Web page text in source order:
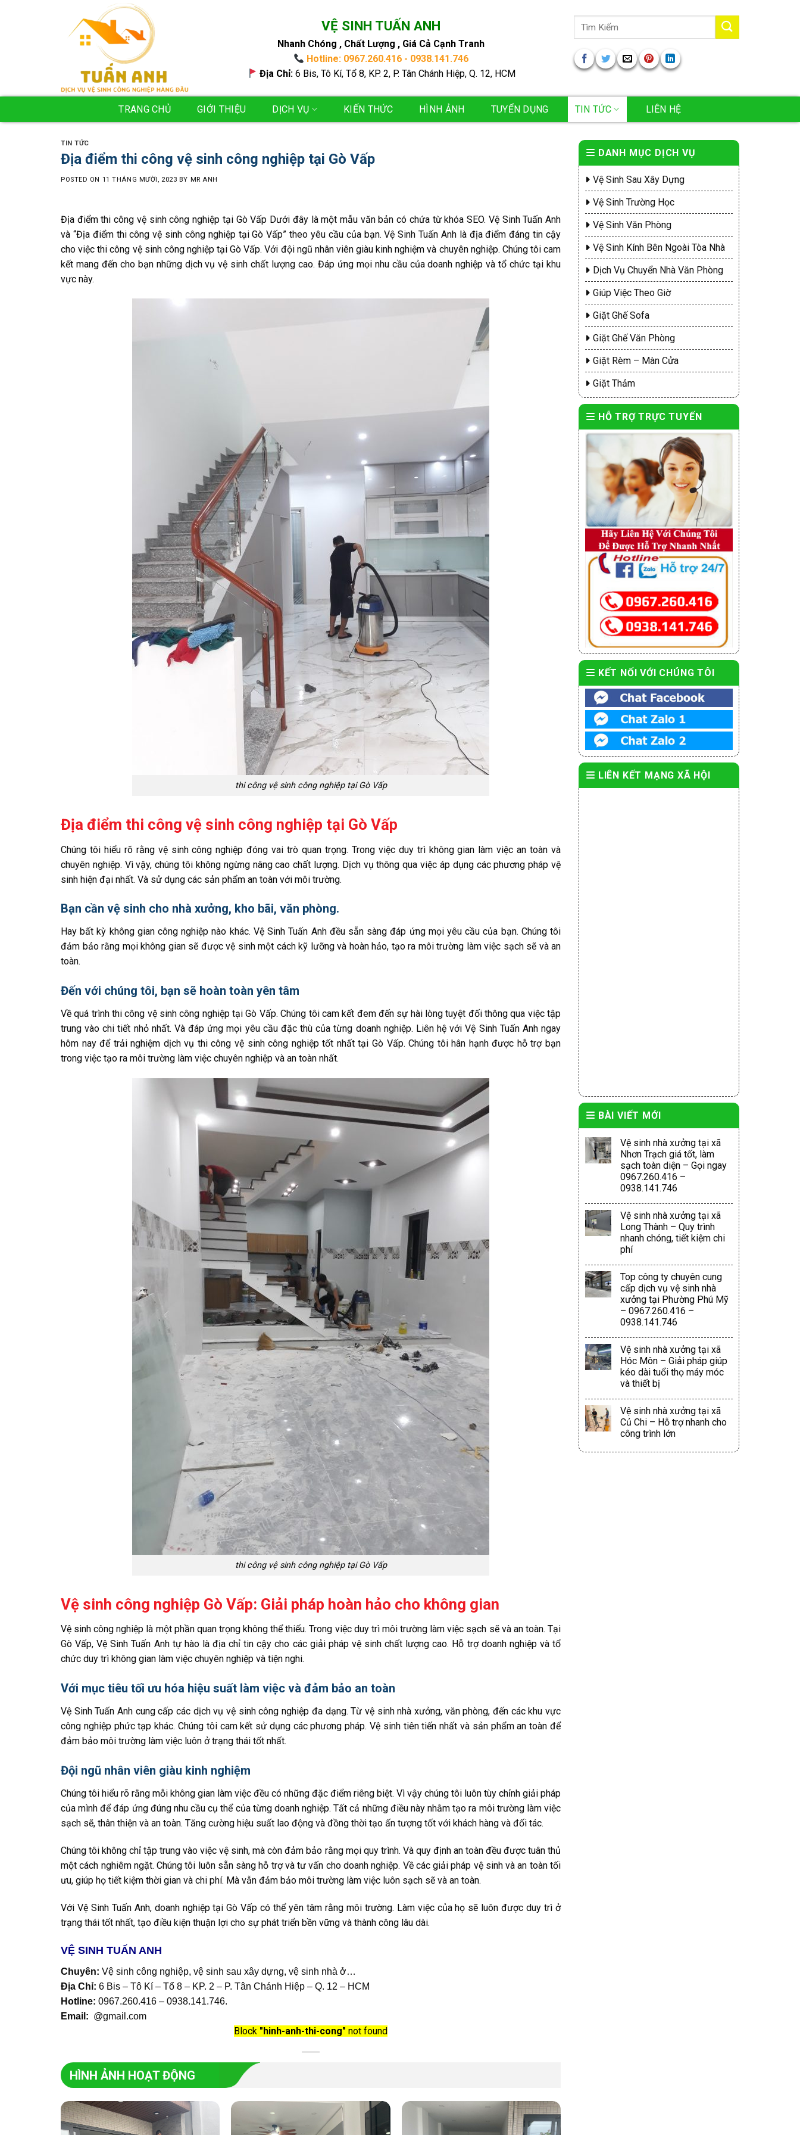
VỆ SINH TUẤN ANH
Nhanh Chóng , Chất Lượng , Giá Cả Cạnh Tranh
Hotline: 0967.260.416 - 0938.141.746
Địa Chỉ:6 Bis, Tô Kí, Tổ 8, KP. 2, P. Tân Chánh Hiệp, Q. 12, HCM
Tìm
TRANG CHỦ GIỚI THIỆU DỊCH VỤ KIẾN THỨC HÌNH ẢNH TUYỂN DỤNG TIN TỨC LIÊN HỆ
TIN TỨC
Địa điểm thi công vệ sinh công nghiệp tại Gò Vấp
POSTED ON 11 THÁNG MƯỜI, 2023 BY MR ANH
Địa điểm thi công vệ sinh công nghiệp tại Gò Vấp Dưới đây là một mẫu văn bản có chứa từ khóa SEO. Vệ Sinh Tuấn Anh
và “Địa điểm thi công vệ sinh công nghiệp tại Gò Vấp” theo yêu cầu của bạn. Vệ Sinh Tuấn Anh là địa điểm đáng tin cậy
cho việc thi công vệ sinh công nghiệp tại Gò Vấp. Với đội ngũ nhân viên giàu kinh nghiệm và chuyên nghiệp. Chúng tôi cam
kết mang đến cho bạn những dịch vụ vệ sinh chất lượng cao. Đáp ứng mọi nhu cầu của doanh nghiệp và tổ chức tại khu
vực này.
thi công vệ sinh công nghiệp tại Gò Vấp
Địa điểm thi công vệ sinh công nghiệp tại Gò Vấp
Chúng tôi hiểu rõ rằng vệ sinh công nghiệp đóng vai trò quan trọng. Trong việc duy trì không gian làm việc an toàn và
chuyên nghiệp. Vì vậy, chúng tôi không ngừng nâng cao chất lượng. Dịch vụ thông qua việc áp dụng các phương pháp vệ
sinh hiện đại nhất. Và sử dụng các sản phẩm an toàn với môi trường.
Bạn cần vệ sinh cho nhà xưởng, kho bãi, văn phòng.
Hay bất kỳ không gian công nghiệp nào khác. Vệ Sinh Tuấn Anh đều sẵn sàng đáp ứng mọi yêu cầu của bạn. Chúng tôi
đảm bảo rằng mọi không gian sẽ được vệ sinh một cách kỹ lưỡng và hoàn hảo, tạo ra môi trường làm việc sạch sẽ và an
toàn.
Đến với chúng tôi, bạn sẽ hoàn toàn yên tâm
Về quá trình thi công vệ sinh công nghiệp tại Gò Vấp. Chúng tôi cam kết đem đến sự hài lòng tuyệt đối thông qua việc tập
trung vào chi tiết nhỏ nhất. Và đáp ứng mọi yêu cầu đặc thù của từng doanh nghiệp. Liên hệ với Vệ Sinh Tuấn Anh ngay
hôm nay để trải nghiệm dịch vụ thi công vệ sinh công nghiệp tốt nhất tại Gò Vấp. Chúng tôi hân hạnh được hỗ trợ bạn
trong việc tạo ra môi trường làm việc chuyên nghiệp và an toàn nhất.
thi công vệ sinh công nghiệp tại Gò Vấp
Vệ sinh công nghiệp Gò Vấp: Giải pháp hoàn hảo cho không gian
Vệ sinh công nghiệp là một phần quan trọng không thể thiếu. Trong việc duy trì môi trường làm việc sạch sẽ và an toàn. Tại
Gò Vấp, Vệ Sinh Tuấn Anh tự hào là địa chỉ tin cậy cho các giải pháp vệ sinh chất lượng cao. Hỗ trợ doanh nghiệp và tổ
chức duy trì không gian làm việc chuyên nghiệp và tiện nghi.
Với mục tiêu tối ưu hóa hiệu suất làm việc và đảm bảo an toàn
Vệ Sinh Tuấn Anh cung cấp các dịch vụ vệ sinh công nghiệp đa dạng. Từ vệ sinh nhà xưởng, văn phòng, đến các khu vực
công nghiệp phức tạp khác. Chúng tôi cam kết sử dụng các phương pháp. Vệ sinh tiên tiến nhất và sản phẩm an toàn để
đảm bảo môi trường làm việc luôn ở trạng thái tốt nhất.
Đội ngũ nhân viên giàu kinh nghiệm
Chúng tôi hiểu rõ rằng mỗi không gian làm việc đều có những đặc điểm riêng biệt. Vì vậy chúng tôi luôn tùy chỉnh giải pháp
của mình để đáp ứng đúng nhu cầu cụ thể của từng doanh nghiệp. Tất cả những điều này nhằm tạo ra môi trường làm việc
sạch sẽ, thân thiện và an toàn. Tăng cường hiệu suất lao động và đồng thời tạo ấn tượng tốt với khách hàng và đối tác.
Chúng tôi không chỉ tập trung vào việc vệ sinh, mà còn đảm bảo rằng mọi quy trình. Và quy định an toàn đều được tuân thủ
một cách nghiêm ngặt. Chúng tôi luôn sẵn sàng hỗ trợ và tư vấn cho doanh nghiệp. Về các giải pháp vệ sinh và an toàn tối
ưu, giúp họ tiết kiệm thời gian và chi phí. Mà vẫn đảm bảo môi trường làm việc luôn sạch sẽ và an toàn.
Với Vệ Sinh Tuấn Anh, doanh nghiệp tại Gò Vấp có thể yên tâm rằng môi trường. Làm việc của họ sẽ luôn được duy trì ở
trạng thái tốt nhất, tạo điều kiện thuận lợi cho sự phát triển bền vững và thành công lâu dài.
VỆ SINH TUẤN ANH
Chuyên: Vệ sinh công nghiệp, vệ sinh sau xây dựng, vệ sinh nhà ở…
Địa Chỉ: 6 Bis – Tô Kí – Tổ 8 – KP. 2 – P. Tân Chánh Hiệp – Q. 12 – HCM
Hotline: 0967.260.416 – 0938.141.746.
Email: @gmail.com
Block "hinh-anh-thi-cong" not found
HÌNH ẢNH HOẠT ĐỘNG
DANH MỤC DỊCH VỤ
Vệ Sinh Sau Xây Dựng
Vệ Sinh Trường Học
Vệ Sinh Văn Phòng
Vệ Sinh Kính Bên Ngoài Tòa Nhà
Dịch Vụ Chuyển Nhà Văn Phòng
Giúp Việc Theo Giờ
Giặt Ghế Sofa
Giặt Ghế Văn Phòng
Giặt Rèm – Màn Cửa
Giặt Thảm
HỖ TRỢ TRỰC TUYẾN
KẾT NỐI VỚI CHÚNG TÔI
LIÊN KẾT MẠNG XÃ HỘI
BÀI VIẾT MỚI
Vệ sinh nhà xưởng tại xã
Nhơn Trạch giá tốt, làm
sạch toàn diện – Gọi ngay
0967.260.416 –
0938.141.746
Vệ sinh nhà xưởng tại xã
Long Thành – Quy trình
nhanh chóng, tiết kiệm chi
phí
Top công ty chuyên cung
cấp dịch vụ vệ sinh nhà
xưởng tại Phường Phú Mỹ
– 0967.260.416 –
0938.141.746
Vệ sinh nhà xưởng tại xã
Hóc Môn – Giải pháp giúp
kéo dài tuổi thọ máy móc
và thiết bị
Vệ sinh nhà xưởng tại xã
Củ Chi – Hỗ trợ nhanh cho
công trình lớn